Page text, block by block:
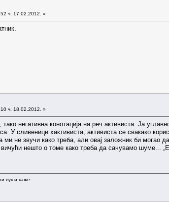
ч. 17.02.2012. »
ч. 18.02.2012. »
негативна конотација на реч активиста. Ја
У сливеници хактивиста, активиста се свакако
не звучи како треба, али овај заложник би могао
вичући нешто о томе како треба да сачувамо шуме...
вук и каже: